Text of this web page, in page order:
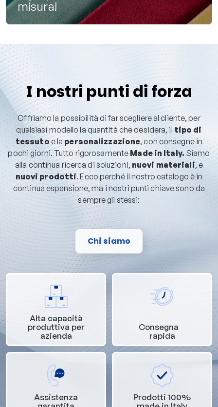
misura!
I nostri punti di forza
Offriamo la possibilità di far scegliere al cliente, per
qualsiasi modello la quantità che desidera, iltipo di
tessuto e lapersonalizzazione, con consegne in
pochi giorni. Tutto rigorosamente Made in Italy. Siamo
alla continua ricerca di soluzioni, nuovi materiali, e
nuovi prodotti. Ecco perché il nostro catalogo è in
continua espansione, ma i nostri punti chiave sono da
sempre gli stessi:
Chi siamo
Alta capacità
produttiva per
azienda
Consegna
rapida
Assistenza
Prodotti 100%